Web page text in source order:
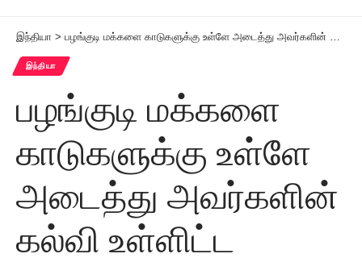
இந்தியா > பழங்குடி மக்களை காடுகளுக்கு உள்ளே அடைத்து அவர்களின் கல்வி உள்ளிட்ட வளர்ச்சிகளை தடுப்பதா? பா.ஜ.க.மீது ராகுல்காந்தி குற்றச்சாட்டு
இந்தியா
பழங்குடி மக்களை
காடுகளுக்கு உள்ளே
அடைத்து அவர்களின்
கல்வி உள்ளிட்ட